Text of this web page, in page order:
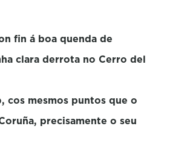
fin á boa quenda de
clara derrota no Cerro del
cos mesmos puntos que o
precisamente o seu